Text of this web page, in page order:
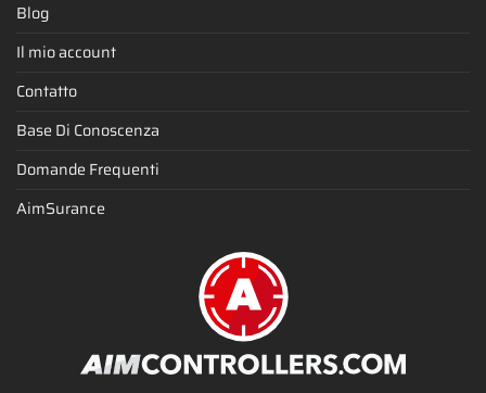
Blog
Il mio account
Contatto
Base Di Conoscenza
Domande Frequenti
AimSurance